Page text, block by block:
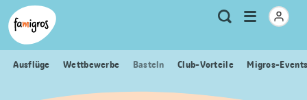
Sprungmarken
Navigation
Header
Logo
Meta
Navigation
Suche
Menu
öffnen
Ausflüge Wettbewerbe Basteln Club-Vorteile Migros-